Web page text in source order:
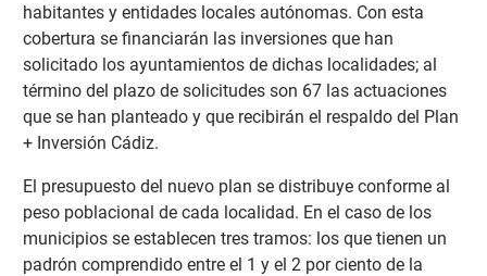
habitantes y entidades locales autónomas. Con esta
cobertura se financiarán las inversiones que han
solicitado los ayuntamientos de dichas localidades; al
término del plazo de solicitudes son 67 las actuaciones
que se han planteado y que recibirán el respaldo del Plan
+ Inversión Cádiz.
El presupuesto del nuevo plan se distribuye conforme al
peso poblacional de cada localidad. En el caso de los
municipios se establecen tres tramos: los que tienen un
padrón comprendido entre el 1 y el 2 por ciento de la